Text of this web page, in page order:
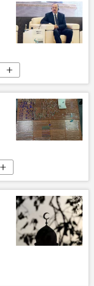
Таможенный комитет при Министерстве экономики и финансов Республики Узбекистан